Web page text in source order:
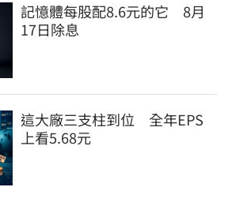
記憶體每股配8.6元的它　8月
17日除息
這大廠三支柱到位　全年EPS
上看5.68元